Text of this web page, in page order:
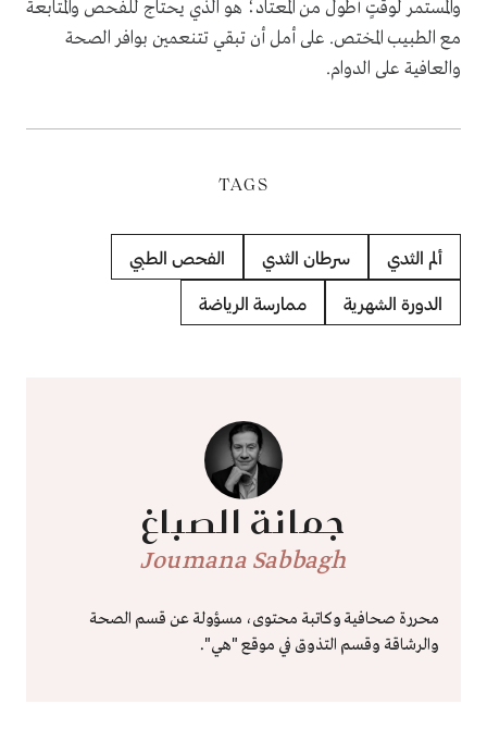
والمستمر لوقتٍ أطول من المعتاد؛ هو الذي يحتاج للفحص والمتابعة
مع الطبيب المختص. على أمل أن تبقي تتنعمين بوافر الصحة
والعافية على الدوام.
TAGS
ألم الثدي سرطان الثدي الفحص الطبي
الدورة الشهرية ممارسة الرياضة
جمانة الصباغ
Joumana Sabbagh
محررة صحافية وكاتبة محتوى، مسؤولة عن قسم الصحة
والرشاقة وقسم التذوق في موقع "هي".